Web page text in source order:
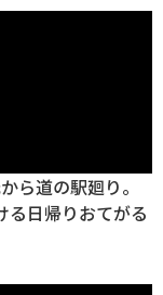
ら道の駅廻り。
る日帰りおてがる